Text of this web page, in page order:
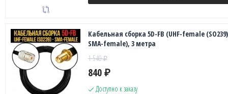
Кабельная сборка 5D-FB (UHF-female
SMA-female), 3 метра
1 540₽
840 ₽
Доступно к заказу